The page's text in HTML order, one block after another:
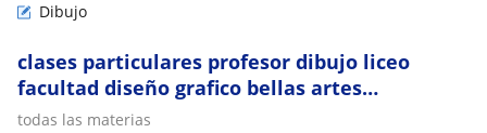
Dibujo
clases particulares profesor dibujo liceo
facultad diseño grafico bellas artes
comunicacion visual ort um catolica utu ude
todas las materias